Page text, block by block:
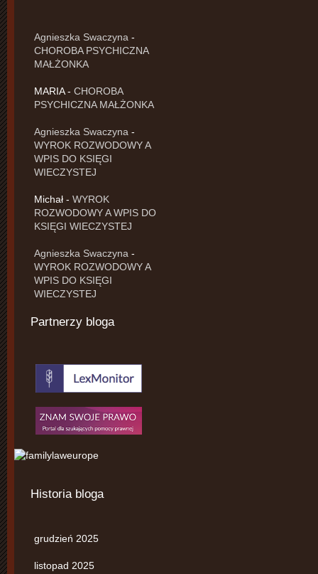
Agnieszka Swaczyna -
CHOROBA PSYCHICZNA
MAŁŻONKA
MARIA- CHOROBA
PSYCHICZNA MAŁŻONKA
Agnieszka Swaczyna -
WYROK ROZWODOWY A
WPIS DO KSIĘGI
WIECZYSTEJ
Michał - WYROK
ROZWODOWY A WPIS DO
KSIĘGI WIECZYSTEJ
Agnieszka Swaczyna -
WYROK ROZWODOWY A
WPIS DO KSIĘGI
WIECZYSTEJ
Partnerzy bloga
Historia bloga
grudzień 2025
listopad 2025